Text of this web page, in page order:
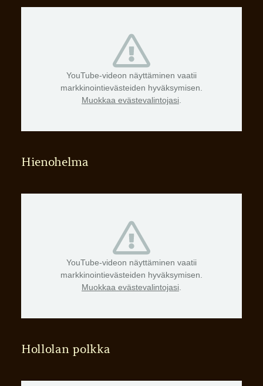
YouTube-videon näyttäminen vaatii
markkinointievästeiden hyväksymisen.
Muokkaa evästevalintojasi
Hienohelma
YouTube-videon näyttäminen vaatii
markkinointievästeiden hyväksymisen.
Muokkaa evästevalintojasi
Hollolan polkka